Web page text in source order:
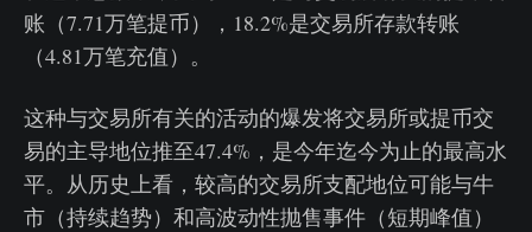
账（7.71万笔提币），18.2%是交易所存款转账
（4.81万笔充值）。
这种与交易所有关的活动的爆发将交易所或提币交
易的主导地位推至47.4%，是今年迄今为止的最高水
平。从历史上看，较高的交易所支配地位可能与牛
市（持续趋势）和高波动性抛售事件（短期峰值）